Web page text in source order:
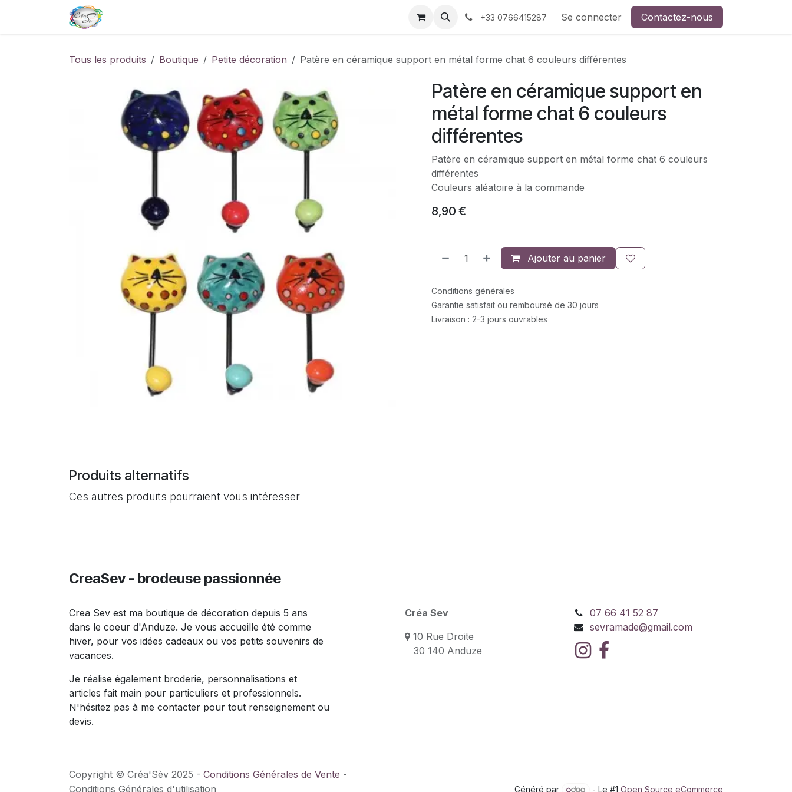
Se rendre au contenu
Nos produits faits-main À propos de CreaSev Contactez-nous
+33 0766415287 Se connecter Contactez-nous
Tous les produits Boutique Petite décoration Patère en céramique support en métal forme chat 6 couleurs différentes
Patère en céramique support en
métal forme chat 6 couleurs
différentes
Patère en céramique support en métal forme chat 6 couleurs
différentes
Couleurs aléatoire à la commande
8,90 €
Ajouter au panier
Conditions générales
Garantie satisfait ou remboursé de 30 jours
Livraison : 2-3 jours ouvrables
Produits alternatifs
Ces autres produits pourraient vous intéresser
CreaSev - brodeuse passionnée
Crea Sev est ma boutique de décoration depuis 5 ans
dans le coeur d'Anduze. Je vous accueille été comme
hiver, pour vos idées cadeaux ou vos petits souvenirs de
vacances.
Je réalise également broderie, personnalisations et
articles fait main pour particuliers et professionnels.
N'hésitez pas à me contacter pour tout renseignement ou
devis.
Créa Sev
10 Rue Droite
30 140 Anduze
07 66 41 52 87
sevramade@gmail.com
Copyright © Créa'Sèv 2025 - Conditions Générales de Vente -
Conditions Générales d'utilisation
Généré par - Le #1 Open Source eCommerce